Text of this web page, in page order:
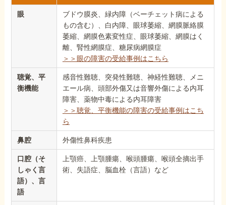
眼
ブドウ膜炎、緑内障（ベーチェット病による
もの含む）、白内障、眼球萎縮、網膜脈絡膜
萎縮、網膜色素変性症、眼球萎縮、網膜はく
離、腎性網膜症、糖尿病網膜症
＞＞眼の障害の受給事例はこちら
聴覚、平
衡機能
感音性難聴、突発性難聴、神経性難聴、メニ
エール病、頭部外傷又は音響外傷による内耳
障害、薬物中毒による内耳障害
＞＞聴覚、平衡機能の障害の受給事例はこち
ら
鼻腔 外傷性鼻科疾患
口腔（そ
しゃく言
語）、言
語
上顎癌、上顎腫瘍、喉頭腫瘍、喉頭全摘出手
術、失語症、脳血栓（言語）など